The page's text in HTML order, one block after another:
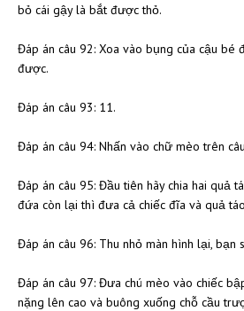
bỏ cái gậy là bắt được thỏ.
Đáp án câu 92: Xoa vào bụng của cậu bé
được.
Đáp án câu 93: 11.
Đáp án câu 94: Nhấn vào chữ mèo trên
Đáp án câu 95: Đầu tiên hãy chia hai quả
đứa còn lại thì đưa cả chiếc đĩa và quả
Đáp án câu 96: Thu nhỏ màn hình lại, bạn
Đáp án câu 97: Đưa chú mèo vào chiếc
nặng lên cao và buông xuống chỗ cầu